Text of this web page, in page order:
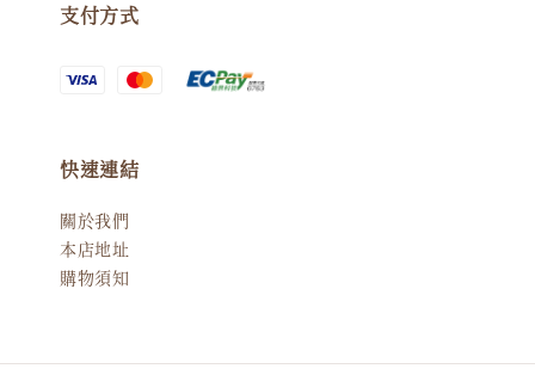
支付方式
快速連結
關於我們
本店地址
購物須知